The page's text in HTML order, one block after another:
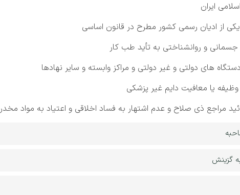
ایران
از ادیان رسمی‌ کشور مطرح در قانون اساسی‌
و روانشناختی‌ به‌ تأید طب‌ کار
های دولتی‌ و غیر دولتی‌ و مراکز وابسته‌ و سایر نهادها
یا معافیت‌ دایم‌ غیر پزشکی‌
مراجع‌ ذی صلاح و عدم اشتهار به‌ فساد اخلاقی‌ و اعتیاد به‌ مواد مخدر
گزینش